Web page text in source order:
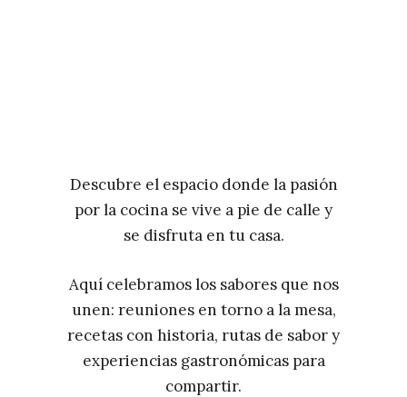
Descubre el espacio donde la pasión
por la cocina se vive a pie de calle y
se disfruta en tu casa.
Aquí celebramos los sabores que nos
unen: reuniones en torno a la mesa,
recetas con historia, rutas de sabor y
experiencias gastronómicas para
compartir.